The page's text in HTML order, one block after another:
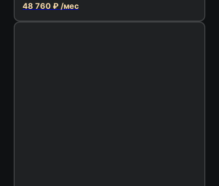
48 760 ₽ /мес